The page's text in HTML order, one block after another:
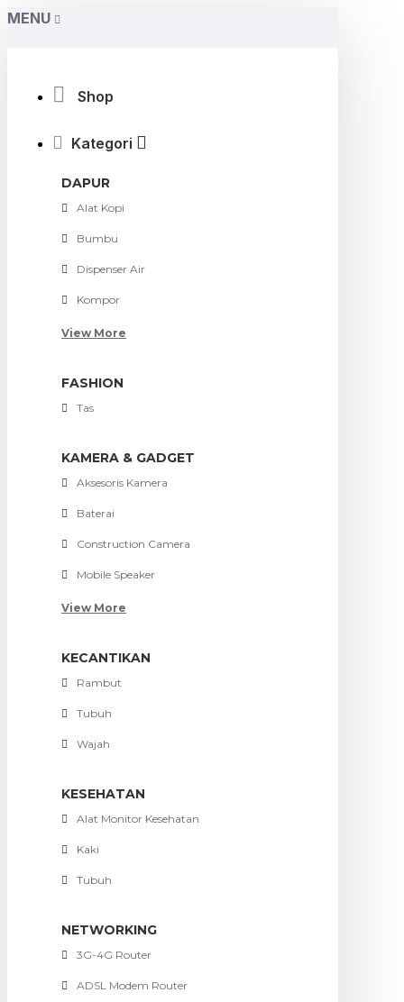
MENU
Shop
Kategori
DAPUR
Alat Kopi
Bumbu
Dispenser Air
Kompor
View More
FASHION
Tas
KAMERA & GADGET
Aksesoris Kamera
Baterai
Construction Camera
Mobile Speaker
View More
KECANTIKAN
Rambut
Tubuh
Wajah
KESEHATAN
Alat Monitor Kesehatan
Kaki
Tubuh
NETWORKING
3G-4G Router
ADSL Modem Router